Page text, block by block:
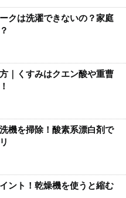
クは洗濯できないの？家庭
｜くすみはクエン酸や重曹
機を掃除！酸素系漂白剤で
ント！乾燥機を使うと縮む